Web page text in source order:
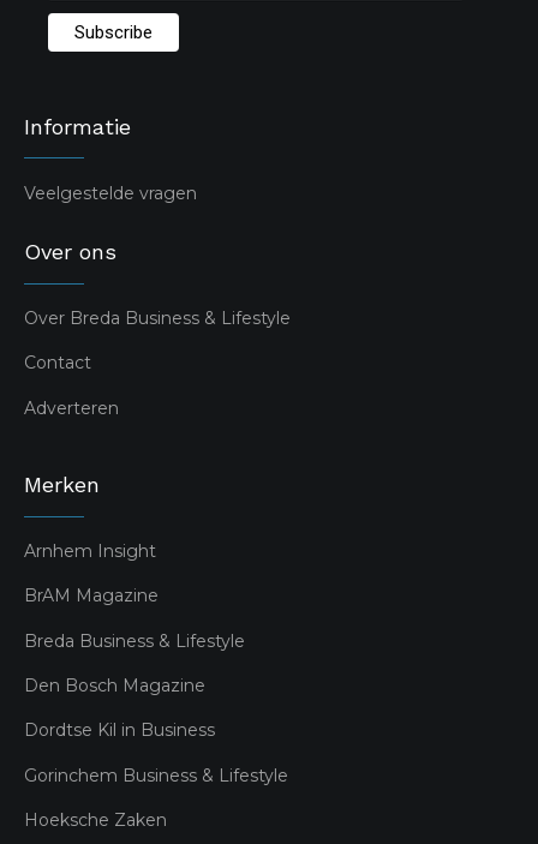
Informatie
Veelgestelde vragen
Over ons
Over Breda Business & Lifestyle
Contact
Adverteren
Merken
Arnhem Insight
BrAM Magazine
Breda Business & Lifestyle
Den Bosch Magazine
Dordtse Kil in Business
Gorinchem Business & Lifestyle
Hoeksche Zaken